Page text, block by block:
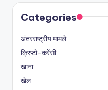
Categories
अंतरराष्ट्रीय मामले
क्रिप्टो-करेंसी
खाना
खेल